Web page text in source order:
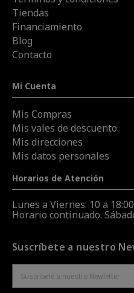
Tiendas
Financiamiento
Blog
Contacto
Mi Cuenta
Mis Compras
Mis vales de descuento
Mis direcciones
Mis datos personales
Horarios de Atención
Lunes a Viernes: 10 a
Horario continuado.
Suscríbete a nuestro